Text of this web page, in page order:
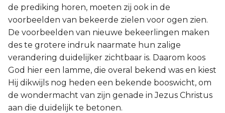
de prediking horen, moeten zij ook in de
voorbeelden van bekeerde zielen voor ogen zien.
De voorbeelden van nieuwe bekeerlingen maken
des te grotere indruk naarmate hun zalige
verandering duidelijker zichtbaar is. Daarom koos
God hier een lamme, die overal bekend was en kiest
Hij dikwijls nog heden een bekende booswicht, om
de wondermacht van zijn genade in Jezus Christus
aan die duidelijk te betonen.